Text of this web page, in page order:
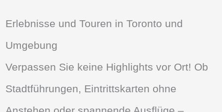
Erlebnisse und Touren in Toronto und
Umgebung
Verpassen Sie keine Highlights vor Ort! Ob
Stadtführungen, Eintrittskarten ohne